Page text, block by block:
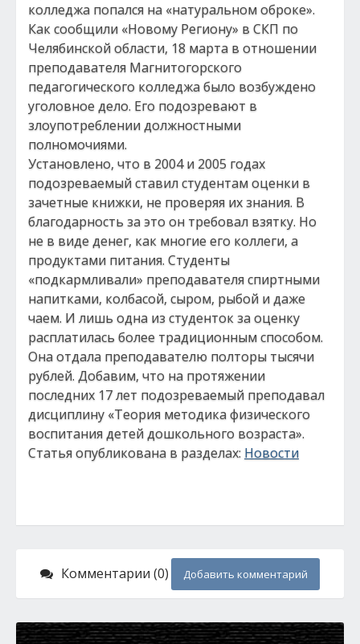
колледжа попался на «натуральном оброке».
Как сообщили «Новому Региону» в СКП по
Челябинской области, 18 марта в отношении
преподавателя Магнитогорского
педагогического колледжа было возбуждено
уголовное дело. Его подозревают в
злоупотреблении должностными
полномочиями.
Установлено, что в 2004 и 2005 годах
подозреваемый ставил студентам оценки в
зачетные книжки, не проверяя их знания. В
благодарность за это он требовал взятку. Но
не в виде денег, как многие его коллеги, а
продуктами питания. Студенты
«подкармливали» преподавателя спиртными
напитками, колбасой, сыром, рыбой и даже
чаем. И лишь одна из студенток за оценку
расплатилась более традиционным способом.
Она отдала преподавателю полторы тысячи
рублей. Добавим, что на протяжении
последних 17 лет подозреваемый преподавал
дисциплину «Теория методика физического
воспитания детей дошкольного возраста».
Статья опубликована в разделах: Новости
Комментарии (0) Добавить комментарий